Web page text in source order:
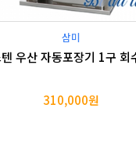
삼미
우산 자동포장기 1구 회
310,000원